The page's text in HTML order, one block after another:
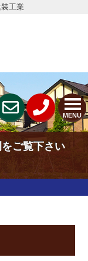
工業
MENU
ご覧下さい